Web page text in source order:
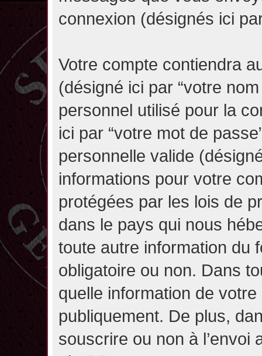
connexion (désignés ici
Votre compte contiendra
(désigné ici par “votre
personnel utilisé pour la
ici par “votre mot de
personnelle valide
informations pour votre
protégées par les lois de
dans le pays qui nous
toute autre information du
obligatoire ou non. Dans
quelle information de
publiquement. De plus,
souscrire ou non à l’envoi